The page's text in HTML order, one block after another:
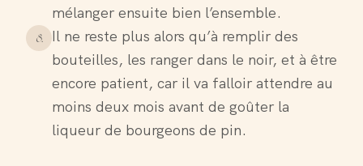
mélanger ensuite bien l’ensemble.
8.
Il ne reste plus alors qu’à remplir des
bouteilles, les ranger dans le noir, et à être
encore patient, car il va falloir attendre au
moins deux mois avant de goûter la
liqueur de bourgeons de pin.